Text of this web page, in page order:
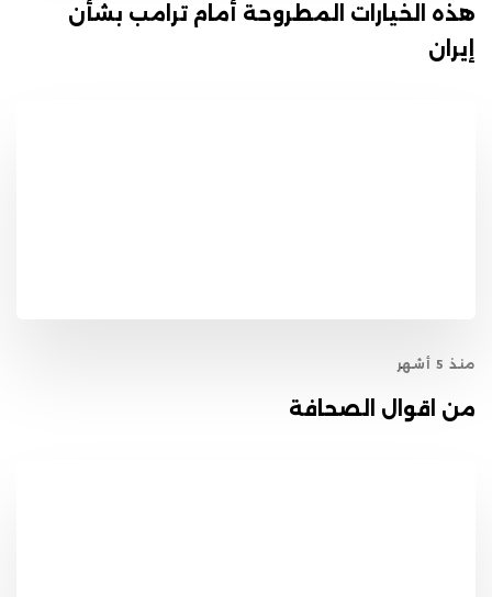
هذه الخيارات المطروحة أمام ترامب بشأن
إيران
منذ 5 أشهر
من اقوال الصحافة